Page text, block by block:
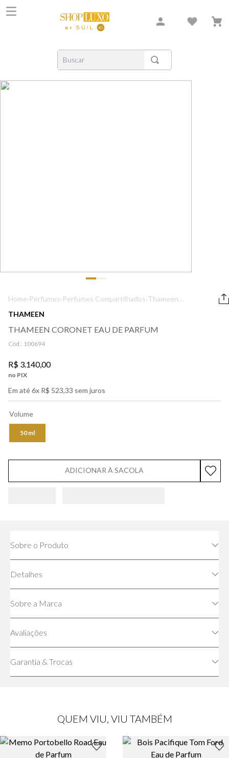
Buscar
Home›Perfumes›Perfumes Compartilhados›Thameen
THAMEEN
THAMEEN CORONET EAU DE PARFUM
Cód.: 100694
R$ 3.140,00
no PIX
Em até6x R$ 523,33 sem juros
Volume
50 ml
ADICIONAR À SACOLA
Sobre o Produto
Detalhes
Sobre a Marca
Avaliações
Garantia & Trocas
QUEM VIU, VIU TAMBÉM